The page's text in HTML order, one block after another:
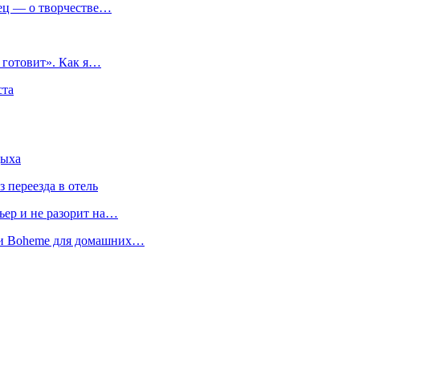
— о творчестве…
готовит». Как я…
в отель
и не разорит на…
Boheme для домашних…